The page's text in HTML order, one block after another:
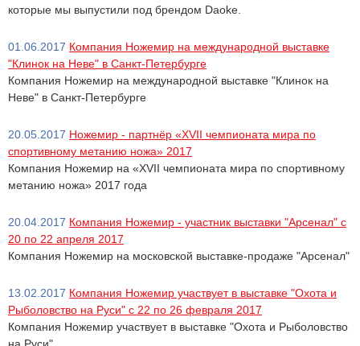
которые мы выпустили под брендом Daoke.
01.06.2017 Компания Ножемир на международной выставке
"Клинок на Неве" в Санкт-Петербурге
Компания Ножемир на международной выставке "Клинок на
Неве" в Санкт-Петербурге
20.05.2017 Ножемир - партнёр «XVII чемпионата мира по
спортивному метанию ножа» 2017
Компания Ножемир на «XVII чемпионата мира по спортивному
метанию ножа» 2017 года
20.04.2017 Компания Ножемир - участник выставки "Арсенал" с
20 по 22 апреля 2017
Компания Ножемир на московской выставке-продаже "Арсенал"
13.02.2017 Компания Ножемир участвует в выставке "Охота и
Рыболовство на Руси" с 22 по 26 февраля 2017
Компания Ножемир участвует в выставке "Охота и Рыболовство